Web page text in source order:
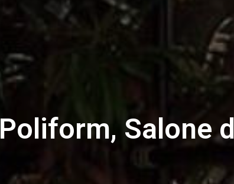
Poliform, Salone